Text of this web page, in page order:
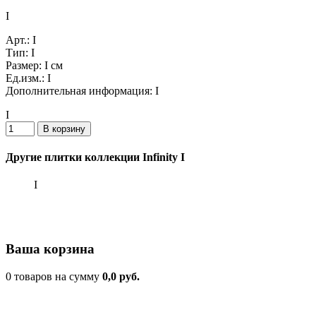
I
Арт.: I
Тип: I
Размер: I см
Ед.изм.: I
Дополнительная информация: I
I
Другие плитки коллекции Infinity I
I
Ваша корзина
0 товаров на сумму 0,0 руб.